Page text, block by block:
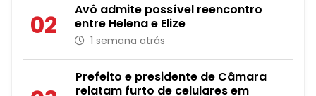
02
Avô admite possível reencontro
entre Helena e Elize
1 semana atrás
Prefeito e presidente de Câmara
relatam furto de celulares em